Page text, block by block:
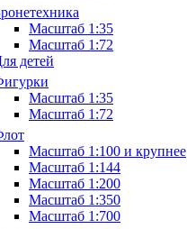
Масштаб 1:35
Масштаб 1:72
детей
Масштаб 1:35
Масштаб 1:72
Масштаб 1:100 и крупнее
Масштаб 1:144
Масштаб 1:200
Масштаб 1:350
Масштаб 1:700